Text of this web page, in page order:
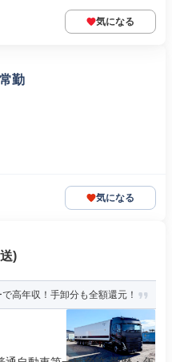
気になる
勤
気になる
)
高年収！手卸分も全額還元！